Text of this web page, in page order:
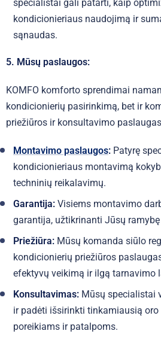
specialistai gali patarti, kaip
kondicionieriaus naudojimą ir
sąnaudas.
5. Mūsų paslaugos:
KOMFO komforto sprendimai
kondicionierių pasirinkimą, bet ir
priežiūros ir konsultavimo
Montavimo paslaugos: Patyrę
kondicionieriaus montavimą
techninių reikalavimų.
Garantija: Visiems montavimo
garantija, užtikrinanti Jūsų
Priežiūra: Mūsų komanda siūlo
kondicionierių priežiūros
efektyvų veikimą ir ilgą tarnavimo
Konsultavimas: Mūsų specialistai
ir padėti išsirinkti tinkamiausią
poreikiams ir patalpoms.